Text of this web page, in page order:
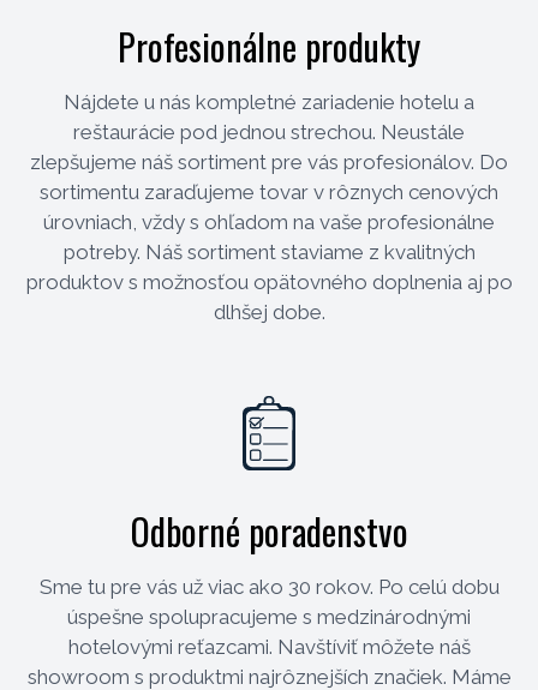
Profesionálne produkty
Nájdete u nás kompletné zariadenie hotelu a
reštaurácie pod jednou strechou. Neustále
zlepšujeme náš sortiment pre vás profesionálov. Do
sortimentu zaraďujeme tovar v rôznych cenových
úrovniach, vždy s ohľadom na vaše profesionálne
potreby. Náš sortiment staviame z kvalitných
produktov s možnosťou opätovného doplnenia aj po
dlhšej dobe.
Odborné poradenstvo
Sme tu pre vás už viac ako 30 rokov. Po celú dobu
úspešne spolupracujeme s medzinárodnými
hotelovými reťazcami. Navštíviť môžete náš
showroom s produktmi najrôznejších značiek. Máme